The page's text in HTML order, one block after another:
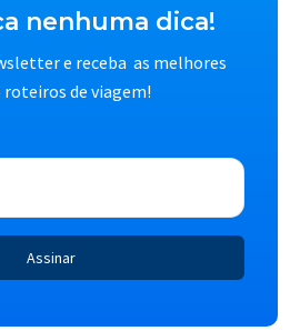
nenhuma dica!
e receba as melhores
roteiros de viagem!